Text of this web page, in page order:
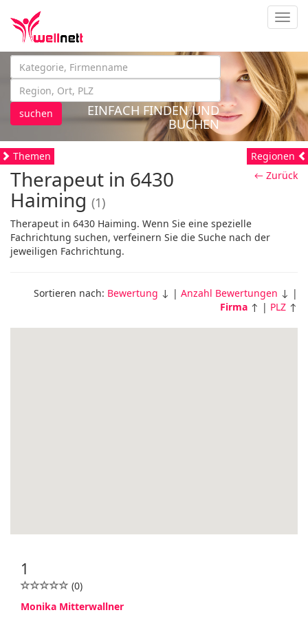
suchen
EINFACH FINDEN UND
BUCHEN
Themen
← Zurück
Therapeut in 6430
Haiming (1)
Therapeut in 6430 Haiming. Wenn Sie eine spezielle
Fachrichtung suchen, verfeinern Sie die Suche nach der
jeweiligen Fachrichtung.
Sortieren nach: Bewertung ↓ | Anzahl Bewertungen ↓ |
Firma ↑ | PLZ ↑
1
(0)
Monika Mitterwallner
Regionen